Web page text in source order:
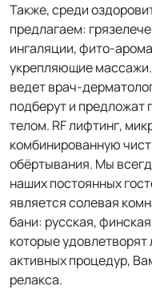
Также, среди
предлагаем:
ингаляции, фито-
укрепляющие
ведет врач-
подберут и предложат
телом. RF лифтинг,
комбинированную
обёртывания. Мы
наших постоянных
является солевая
бани: русская,
которые
активных процедур,
релакса.